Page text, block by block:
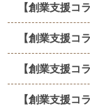
【創業支援
【創業支援
【創業支援
【創業支援